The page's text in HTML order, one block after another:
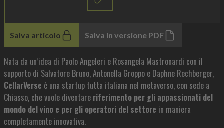
Salva articolo Salva in versione PDF
Nata da un’idea di Paolo Angeleri e Rosangela Mastronardi con il
supporto di Salvatore Bruno, Antonella Groppo e Daphne Rechberger,
CellarVerse è una startup tutta italiana nel metaverso, con sede a
Chiasso, che vuole diventare riferimento per gli appassionati del
mondo del vino e per gli operatori del settore in maniera
completamente innovativa.